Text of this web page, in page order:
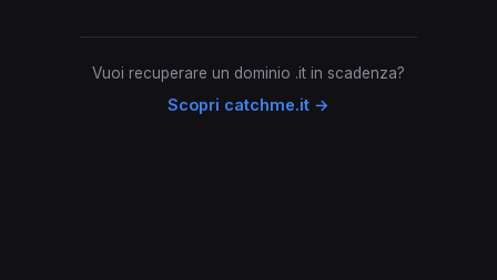
Vuoi recuperare un dominio .it in scadenza?
Scopri catchme.it →